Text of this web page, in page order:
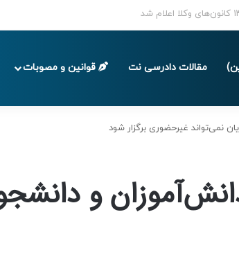
1405
مقالات دادرسی نت قوانین و مصوبات
نمی‌تواند غیرحضوری برگزار شود
و